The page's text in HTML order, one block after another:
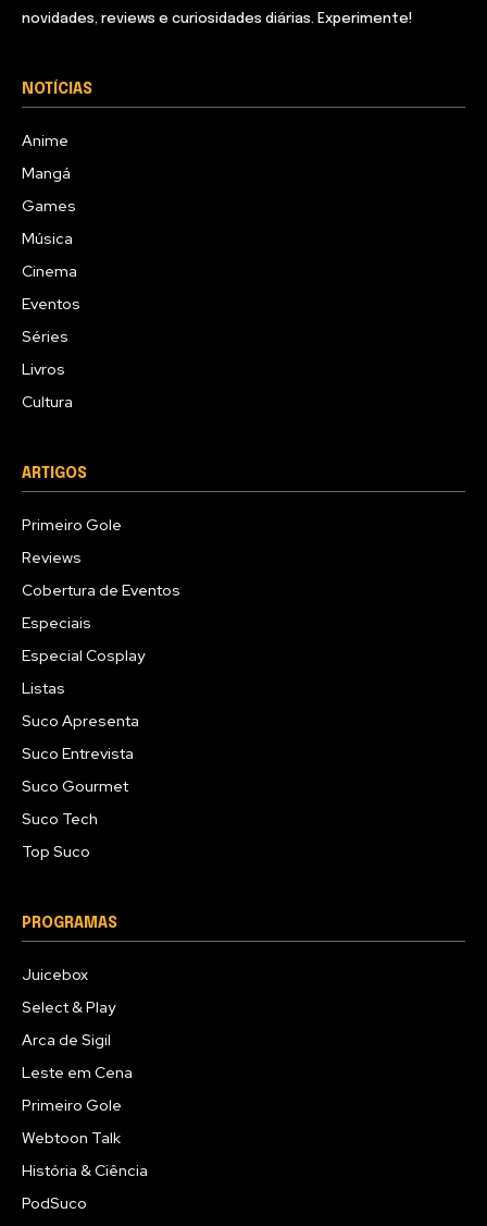
novidades, reviews e curiosidades diárias. Experimente!
NOTÍCIAS
Anime
Mangá
Games
Música
Cinema
Eventos
Séries
Livros
Cultura
ARTIGOS
Primeiro Gole
Reviews
Cobertura de Eventos
Especiais
Especial Cosplay
Listas
Suco Apresenta
Suco Entrevista
Suco Gourmet
Suco Tech
Top Suco
PROGRAMAS
Juicebox
Select & Play
Arca de Sigil
Leste em Cena
Primeiro Gole
Webtoon Talk
História & Ciência
PodSuco